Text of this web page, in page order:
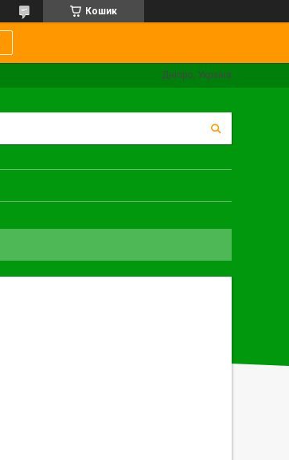
Кошик
Дніпро, Україна